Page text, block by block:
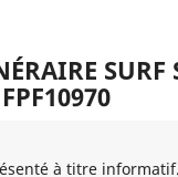
SURF
à titre